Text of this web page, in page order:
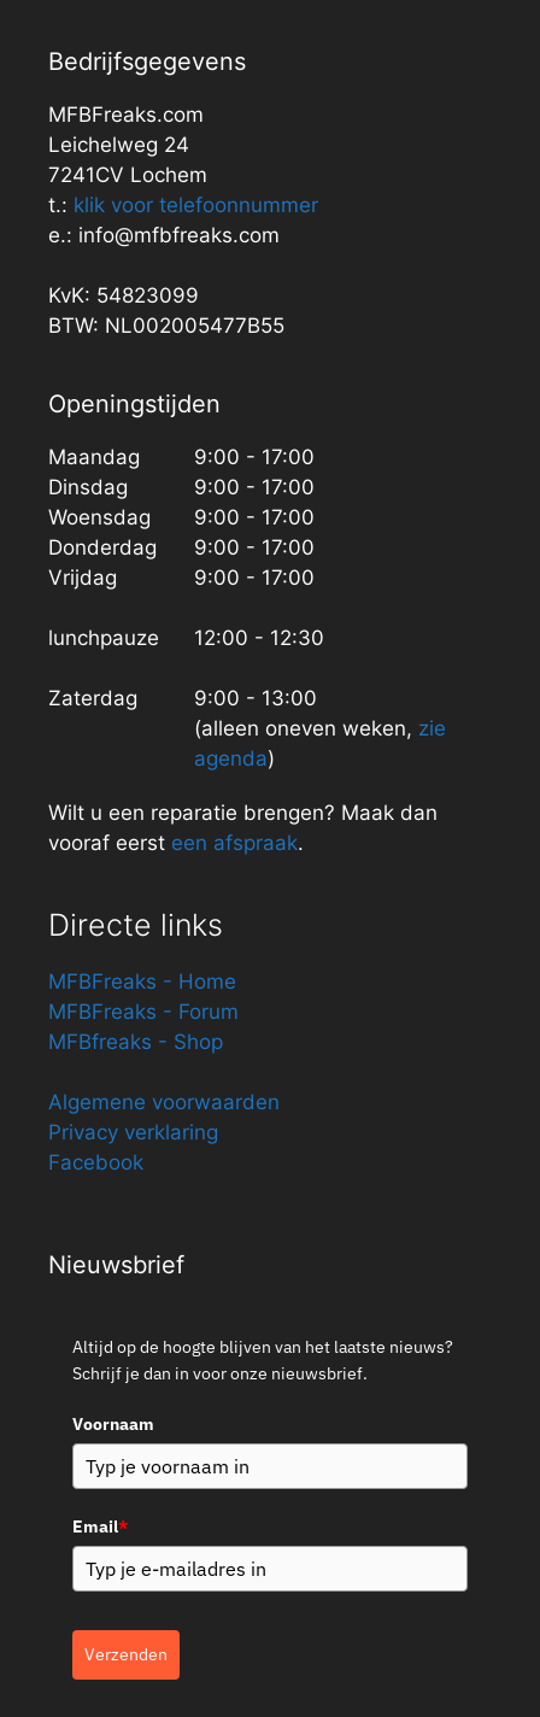
Bedrijfsgegevens
MFBFreaks.com
Leichelweg 24
7241CV Lochem
t.: klik voor telefoonnummer
e.: info@mfbfreaks.com
KvK: 54823099
BTW: NL002005477B55
Openingstijden
Maandag
Dinsdag
Woensdag
Donderdag
Vrijdag
lunchpauze
Zaterdag
9:00 - 17:00
9:00 - 17:00
9:00 - 17:00
9:00 - 17:00
9:00 - 17:00
12:00 - 12:30
9:00 - 13:00
(alleen oneven weken, zie
agenda)
Wilt u een reparatie brengen? Maak dan
vooraf eerst een afspraak.
Directe links
MFBFreaks - Home
MFBFreaks - Forum
MFBfreaks - Shop
Algemene voorwaarden
Privacy verklaring
Facebook
Nieuwsbrief
Altijd op de hoogte blijven van het laatste nieuws?
Schrijf je dan in voor onze nieuwsbrief.
Voornaam
Email*
Verzenden